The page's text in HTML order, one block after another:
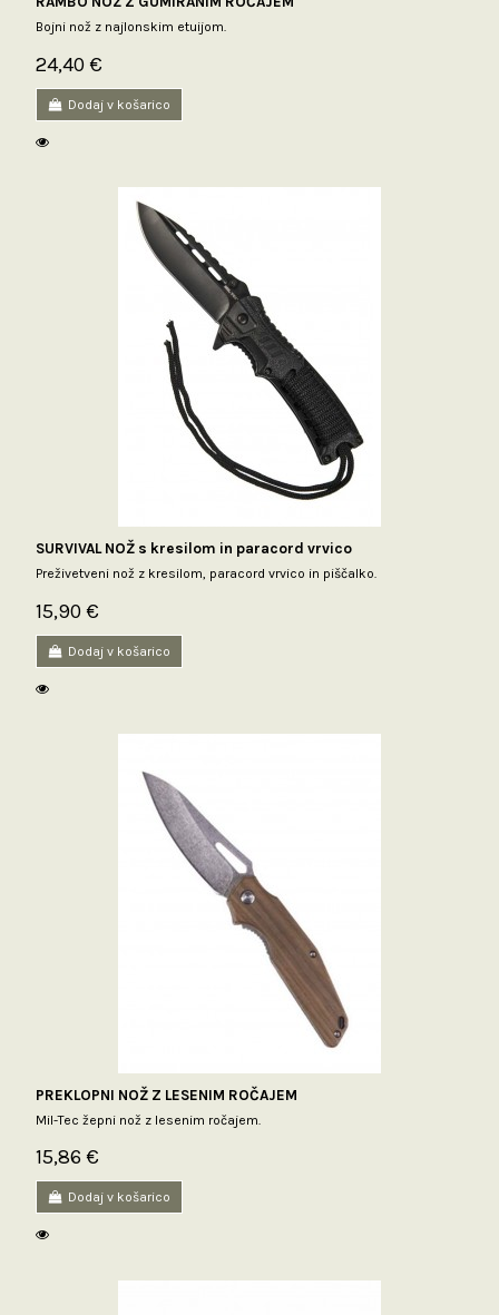
Bojni nož z najlonskim etuijom.
24,40 €
Dodaj v košarico
SURVIVAL NOŽ s kresilom in paracord vrvico
Preživetveni nož z kresilom, paracord vrvico in piščalko.
15,90 €
Dodaj v košarico
PREKLOPNI NOŽ Z LESENIM ROČAJEM
Mil-Tec žepni nož z lesenim ročajem.
15,86 €
Dodaj v košarico